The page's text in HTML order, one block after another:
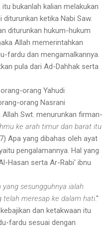
bukanlah kalian melakukan
ketika Nabi Saw.
diturunkan hukum-hukum
Allah memerintahkan
fardu dan mengamalkannya.
pula dari Ad-Dahhak serta
orang Yahudi
orang Nasrani
Swt. menurunkan firman-
ke arah timur dan barat itu
Apa yang dibahas oleh ayat
pengalamannya. Hal yang
Hasan serta Ar-Rabi' ibnu
yang sesungguhnya ialah
telah meresap ke dalam hati."
dan ketakwaan itu
fardu sesuai dengan